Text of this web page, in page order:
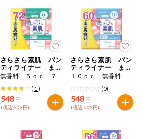
さらさら素肌 パン
ティライナー まと
め買いパック
無香料 ５ｃｃ ７２枚
( 1 )
548 円
(税込 603円)
さらさら素肌 パン
ティライナー まと
め買いパック
１０ｃｃ 無香料 ６０枚
(0)
548 円
(税込 603円)